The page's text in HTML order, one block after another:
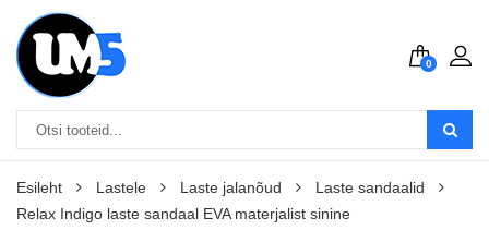
0
Esileht Lastele Laste jalanõud
Laste sandaalid
Relax Indigo laste sandaal EVA materjalist sinine